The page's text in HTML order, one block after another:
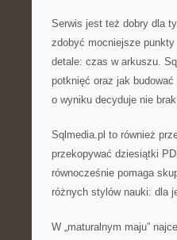
Serwis jest też dobry dla
zdobyć mocniejsze
detale: czas w arkuszu.
potknięć oraz jak
o wyniku decyduje nie
Sqlmedia.pl to również
przekopywać dziesiątki
równocześnie pomaga
różnych stylów nauki: dla
W „maturalnym maju”